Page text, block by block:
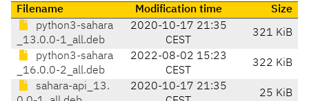
Filename Modification time
Size
python3-sahara
_13.0.0-1_all.deb
2020-10-17 21:35
CEST
321 KiB
python3-sahara
_16.0.0-2_all.deb
2022-08-02 15:23
CEST
322 KiB
sahara-api_13.
2020-10-17 21:35
25 KiB